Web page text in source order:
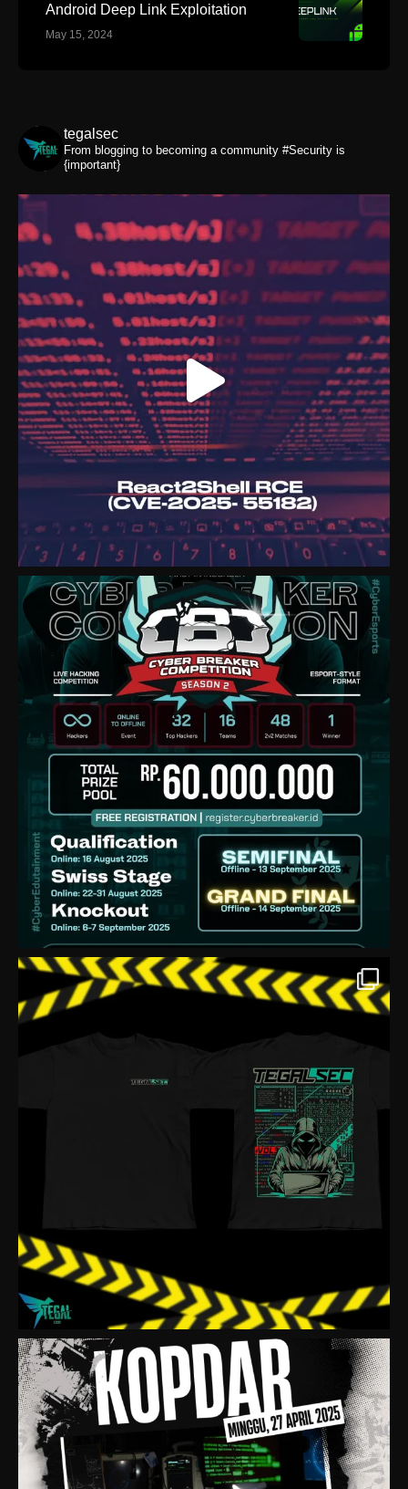
Android Deep Link Exploitation
May 15, 2024
tegalsec
From blogging to becoming a community #Security is
{important}